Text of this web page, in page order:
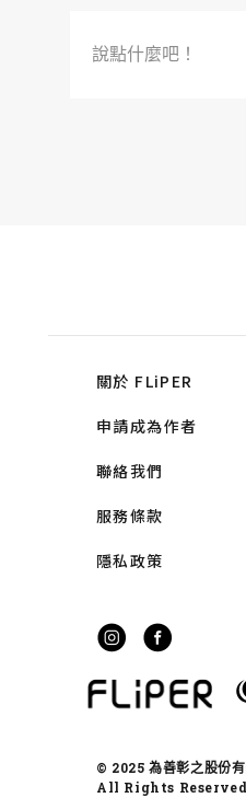
說點什麼吧！
關於 FLiPER
申請成為作者
聯絡我們
服務條款
隱私政策
© 2025 為善彰之股份
All Rights